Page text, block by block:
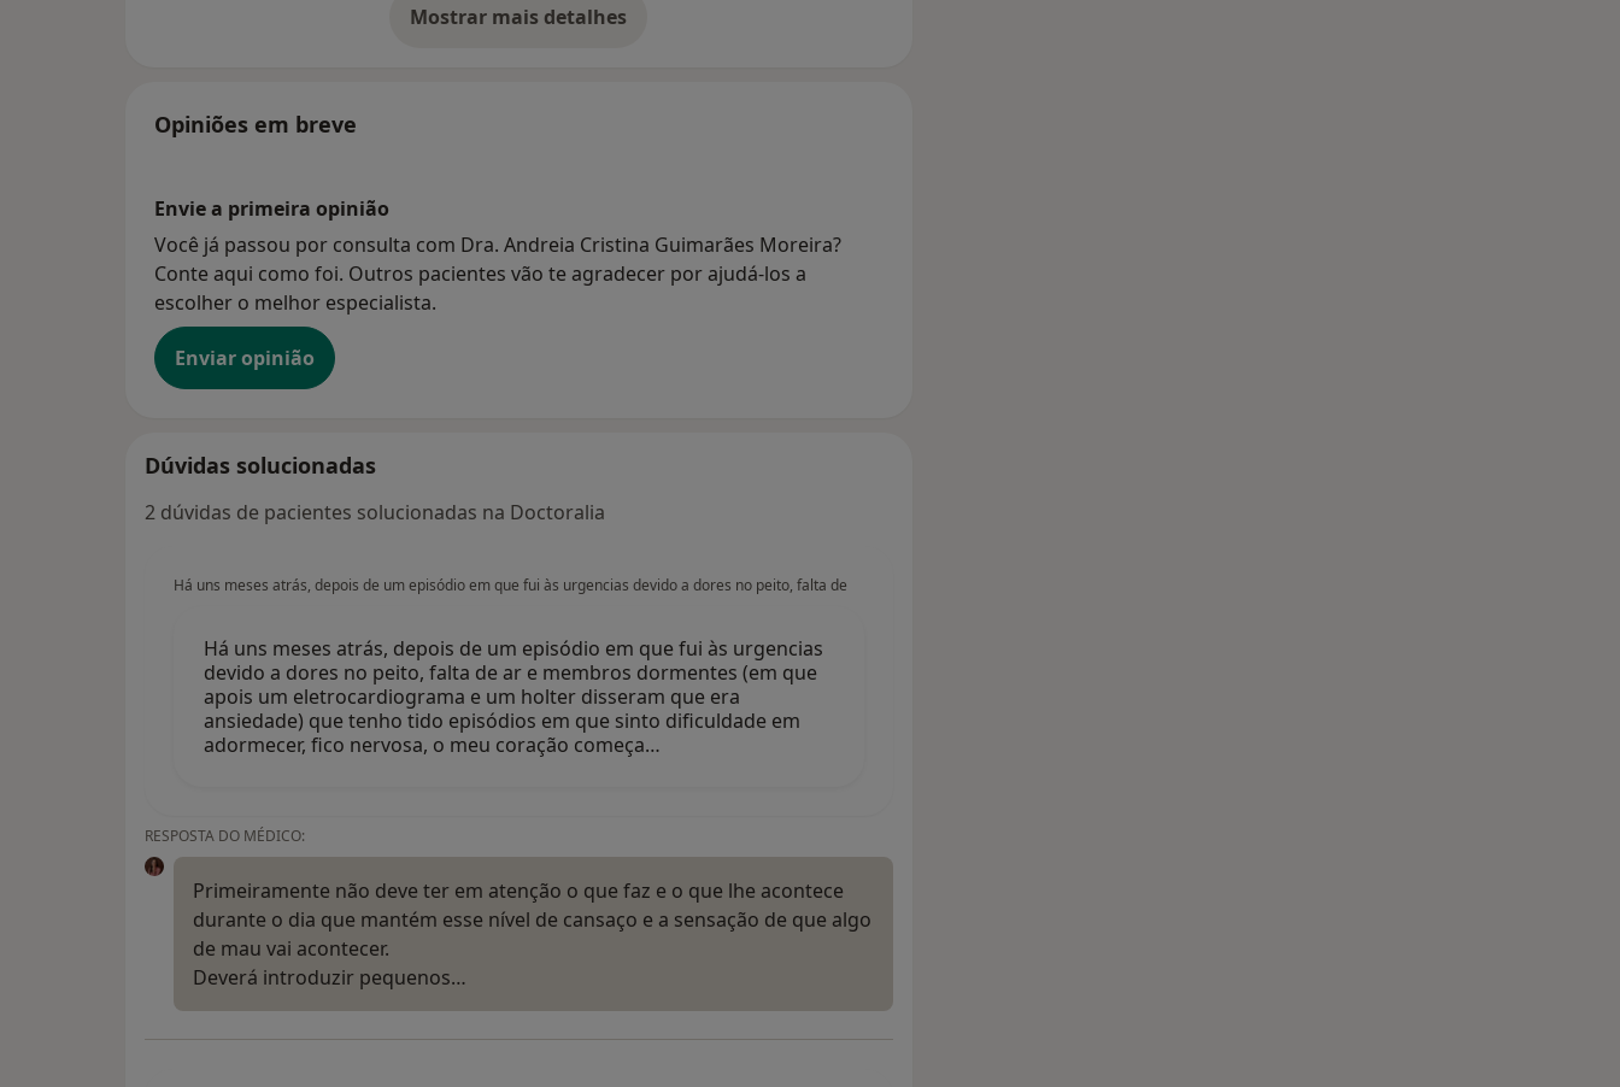
Mostrar mais detalhes
sobre o endereço
Opiniões em breve
Envie a primeira opinião
Você já passou por consulta com Dra. Andreia Cristina Guimarães Moreira?
Conte aqui como foi. Outros pacientes vão te agradecer por ajudá-los a
escolher o melhor especialista.
Enviar opinião
Dúvidas solucionadas
2 dúvidas de pacientes solucionadas na Doctoralia
Há uns meses atrás, depois de um episódio em que fui às urgencias devido a dores no peito, falta de
Há uns meses atrás, depois de um episódio em que fui às urgencias
devido a dores no peito, falta de ar e membros dormentes (em que
apois um eletrocardiograma e um holter disseram que era
ansiedade) que tenho tido episódios em que sinto dificuldade em
adormecer, fico nervosa, o meu coração começa…
RESPOSTA DO MÉDICO:
Primeiramente não deve ter em atenção o que faz e o que lhe acontece
durante o dia que mantém esse nível de cansaço e a sensação de que algo
de mau vai acontecer.
Deverá introduzir pequenos…